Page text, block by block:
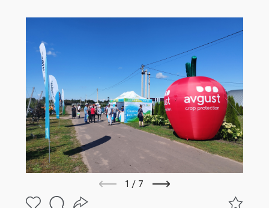
1 / 7